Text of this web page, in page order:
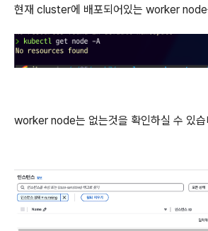
현재 cluster에 배포되어있는 worker node
worker node는 없는것을 확인하실 수 있습